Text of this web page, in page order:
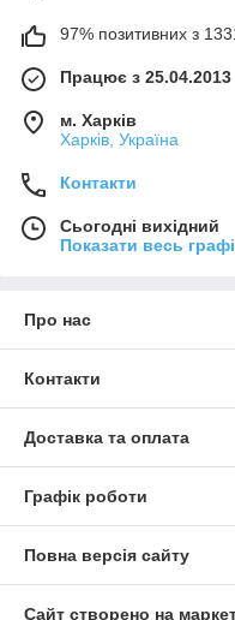
97% позитивних з
Працює з 25.04.2013
м. Харків
Харків, Україна
Контакти
Сьогодні вихідний
Показати весь
Про нас
Контакти
Доставка та оплата
Графік роботи
Повна версія сайту
Сайт створено на